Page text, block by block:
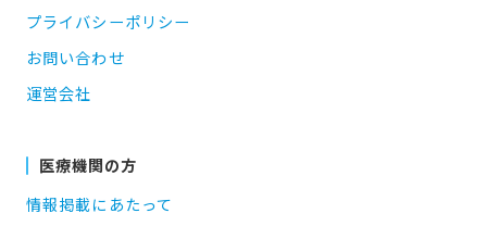
プライバシーポリシー
お問い合わせ
運営会社
医療機関の方
情報掲載にあたって